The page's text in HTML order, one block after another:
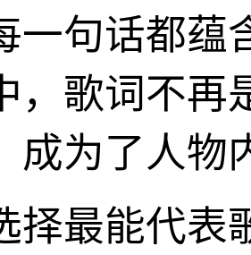
一句话都蕴
，歌词不再
成为了人物
择最能代表